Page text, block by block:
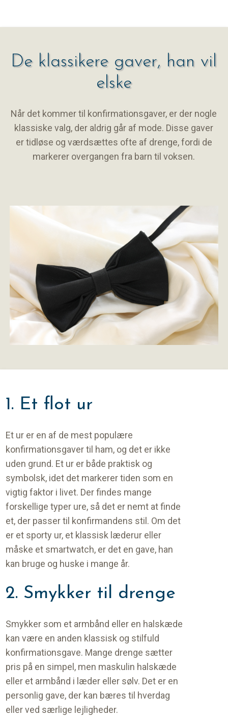
De klassikere gaver, han vil
elske
Når det kommer til konfirmationsgaver, er der nogle
klassiske valg, der aldrig går af mode. Disse gaver
er tidløse og værdsættes ofte af drenge, fordi de
markerer overgangen fra barn til voksen.
1. Et flot ur
Et ur er en af de mest populære
konfirmationsgaver til ham, og det er ikke
uden grund. Et ur er både praktisk og
symbolsk, idet det markerer tiden som en
vigtig faktor i livet. Der findes mange
forskellige typer ure, så det er nemt at finde
et, der passer til konfirmandens stil. Om det
er et sporty ur, et klassisk læderur eller
måske et smartwatch, er det en gave, han
kan bruge og huske i mange år.
2. Smykker til drenge
Smykker som et armbånd eller en halskæde
kan være en anden klassisk og stilfuld
konfirmationsgave. Mange drenge sætter
pris på en simpel, men maskulin halskæde
eller et armbånd i læder eller sølv. Det er en
personlig gave, der kan bæres til hverdag
eller ved særlige lejligheder.